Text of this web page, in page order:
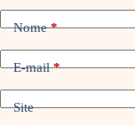
Nome*
E-mail*
Site